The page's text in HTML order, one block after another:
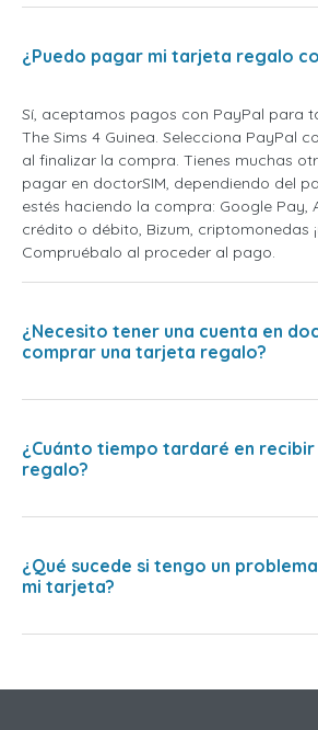
¿Puedo pagar mi tarjeta regalo
Sí, aceptamos pagos con PayPal para
The Sims 4 Guinea. Selecciona PayPal
al finalizar la compra. Tienes muchas
pagar en doctorSIM, dependiendo del
estés haciendo la compra: Google Pay,
crédito o débito, Bizum, criptomonedas
Compruébalo al proceder al pago.
¿Necesito tener una cuenta en
comprar una tarjeta regalo?
¿Cuánto tiempo tardaré en
regalo?
¿Qué sucede si tengo un
mi tarjeta?